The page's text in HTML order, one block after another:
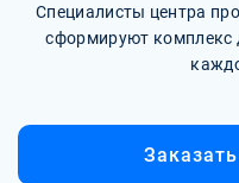
Специалисты центра
сформируют комплекс